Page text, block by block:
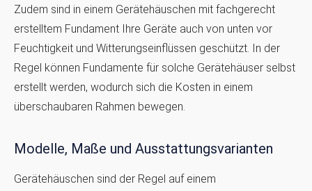
Zudem sind in einem Gerätehäuschen mit fachgerecht
erstelltem Fundament Ihre Geräte auch von unten vor
Feuchtigkeit und Witterungseinflüssen geschützt. In der
Regel können Fundamente für solche Gerätehäuser selbst
erstellt werden, wodurch sich die Kosten in einem
überschaubaren Rahmen bewegen.
Modelle, Maße und Ausstattungsvarianten
Gerätehäuschen sind der Regel auf einem